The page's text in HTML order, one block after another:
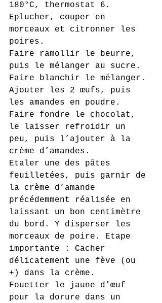
180°C, thermostat 6.
Eplucher, couper en
morceaux et citronner les
poires.
Faire ramollir le beurre,
puis le mélanger au sucre.
Faire blanchir le mélanger.
Ajouter les 2 œufs, puis
les amandes en poudre.
Faire fondre le chocolat,
le laisser refroidir un
peu, puis l’ajouter à la
crème d’amandes.
Etaler une des pâtes
feuilletées, puis garnir de
la crème d’amande
précédemment réalisée en
laissant un bon centimètre
du bord. Y disperser les
morceaux de poire. Etape
importante : Cacher
délicatement une fève (ou
+) dans la crème.
Fouetter le jaune d’œuf
pour la dorure dans un